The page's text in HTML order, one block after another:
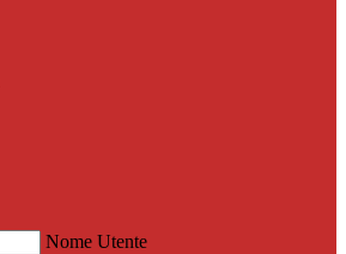
Nome Utente